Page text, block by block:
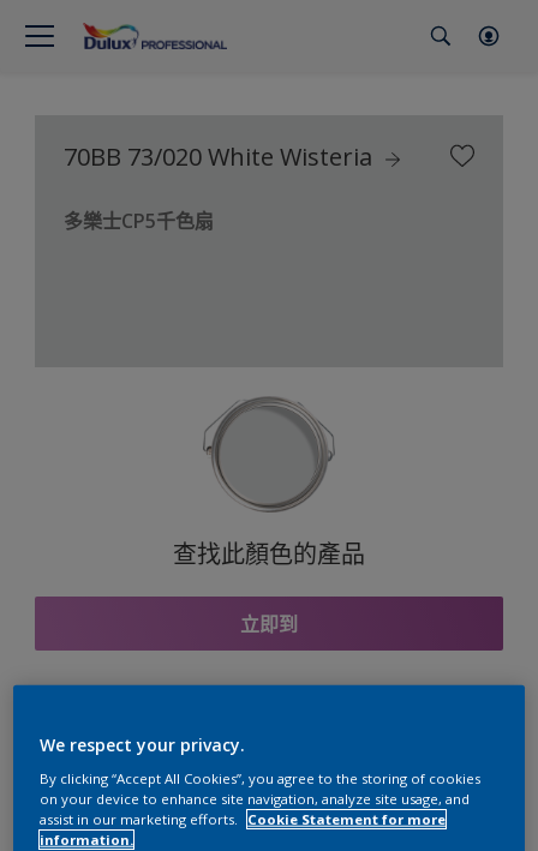
70BB 73/020 White Wisteria
多樂士CP5千色扇
查找此顏色的產品
立即到
與之協調的色彩組合
We respect your privacy.
By clicking “Accept All Cookies”, you agree to the storing of cookies
on your device to enhance site navigation, analyze site usage, and
assist in our marketing efforts.
Cookie Statement for more
information.